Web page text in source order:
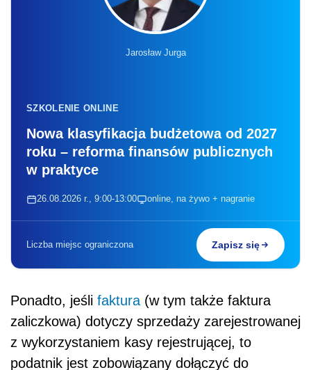
Jarosław Jurga
SZKOLENIE ONLINE
Nowa klasyfikacja budżetowa od 2027
roku – reforma finansów publicznych
w praktyce
26.08.2026 r., 9:00-13:00 online, na żywo + nagranie
Liczba miejsc ograniczona Zapisz się
Ponadto, jeśli faktura (w tym także faktura
zaliczkowa) dotyczy sprzedaży zarejestrowanej
z wykorzystaniem kasy rejestrującej, to
podatnik jest zobowiązany dołączyć do